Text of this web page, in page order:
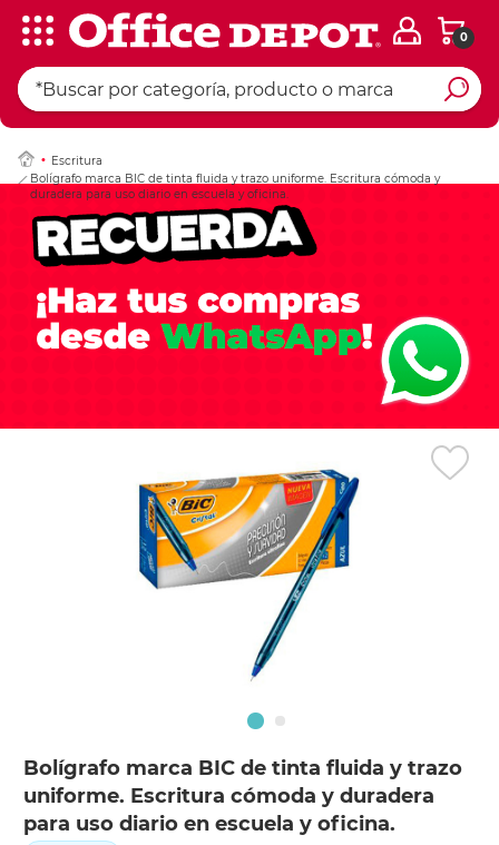
0
Escritura
Bolígrafo marca BIC de tinta fluida y trazo uniforme. Escritura cómoda y
duradera para uso diario en escuela y oficina.
Bolígrafo marca BIC de tinta fluida y trazo
uniforme. Escritura cómoda y duradera
para uso diario en escuela y oficina.
Ingresar Codigo